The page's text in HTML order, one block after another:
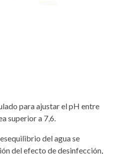
para ajustar el pH entre
superior a 7,6.
del agua se
del efecto de desinfección,